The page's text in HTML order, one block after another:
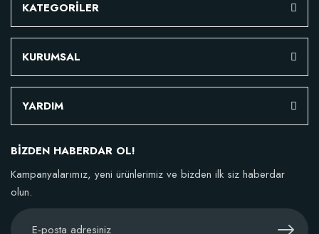
KATEGORİLER
KURUMSAL
YARDIM
BİZDEN HABERDAR OL!
Kampanyalarımız, yeni ürünlerimiz ve bizden ilk siz haberdar
olun.